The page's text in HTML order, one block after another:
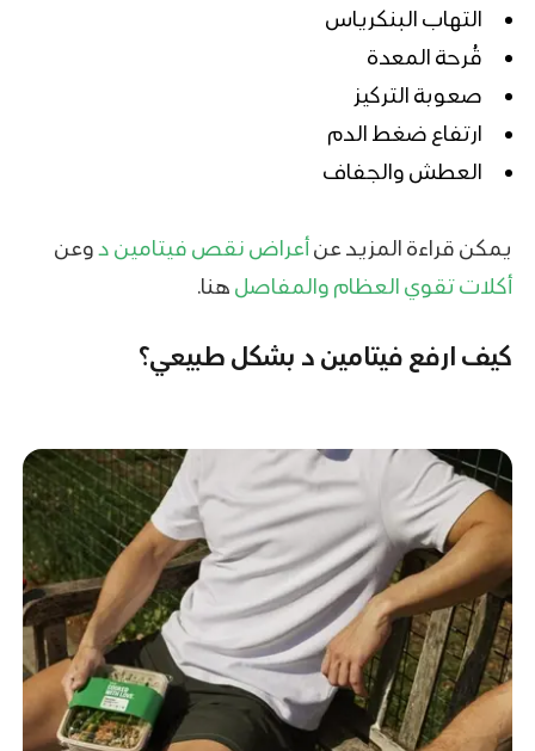
التهاب البنكرياس
قُرحة المعدة
صعوبة التركيز
ارتفاع ضغط الدم
العطش والجفاف
يمكن قراءة المزيد عنأعراض نقص فيتامين دوعن
أكلات تقوي العظام والمفاصل هنا.
كيف ارفع فيتامين د بشكل طبيعي؟